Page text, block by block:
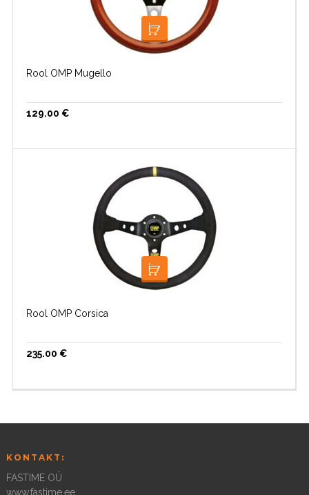
LISA KORVI
Rool OMP Mugello
129.00 €
LISA KORVI
Rool OMP Corsica
235.00 €
KONTAKT:
FASTIME OÜ
www.fastime.ee